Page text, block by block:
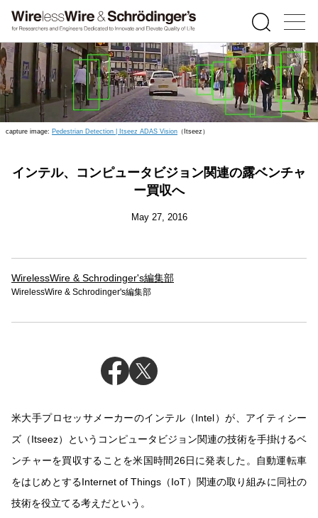
capture image: Pedestrian Detection | Itseez ADAS Vision （Itseez）
インテル、コンピュータビジョン関連の露ベンチャ
ー買収へ
May 27, 2016
WirelessWire & Schrodinger's編集部
WirelessWire & Schrodinger's編集部
米大手プロセッサメーカーのインテル（Intel）が、アイティシー
ズ（Itseez）というコンピュータビジョン関連の技術を手掛けるベ
ンチャーを買収することを米国時間26日に発表した。自動運転車
をはじめとするInternet of Things（IoT）関連の取り組みに同社の
技術を役立てる考えだという。